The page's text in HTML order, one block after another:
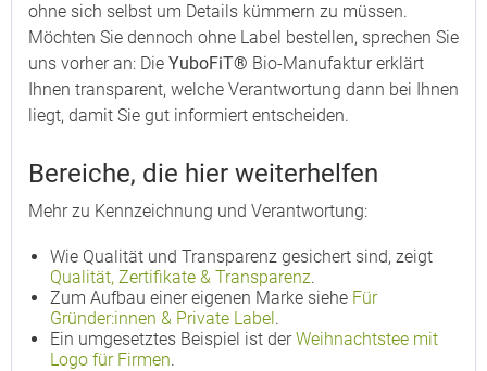
ohne sich selbst um Details kümmern zu müssen.
Möchten Sie dennoch ohne Label bestellen, sprechen Sie
uns vorher an: Die YuboFiT® Bio-Manufaktur erklärt
Ihnen transparent, welche Verantwortung dann bei Ihnen
liegt, damit Sie gut informiert entscheiden.
Bereiche, die hier weiterhelfen
Mehr zu Kennzeichnung und Verantwortung:
Wie Qualität und Transparenz gesichert sind, zeigt
Qualität, Zertifikate & Transparenz.
Zum Aufbau einer eigenen Marke siehe Für
Gründer:innen & Private Label.
Ein umgesetztes Beispiel ist derWeihnachtstee mit
Logo für Firmen.